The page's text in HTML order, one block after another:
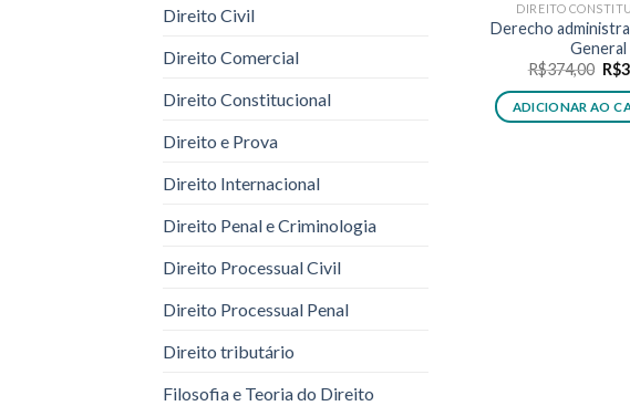
Direito Civil
Direito Comercial
Direito Constitucional
Direito e Prova
Direito Internacional
Direito Penal e Criminologia
Direito Processual Civil
Direito Processual Penal
Direito tributário
Filosofia e Teoria do Direito
DIREITO
Derecho
General
R$374,00 O
era:
R$
ADICIONAR AO